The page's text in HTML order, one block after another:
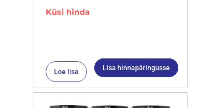
Küsi hinda
Loe lisa Lisa hinnapäringusse